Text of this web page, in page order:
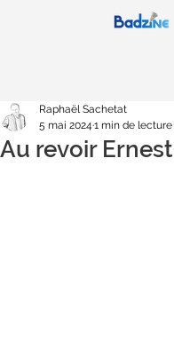
Au revoir Ernest
Raphaël Sachetat
5 mai 2024 1 min de lecture